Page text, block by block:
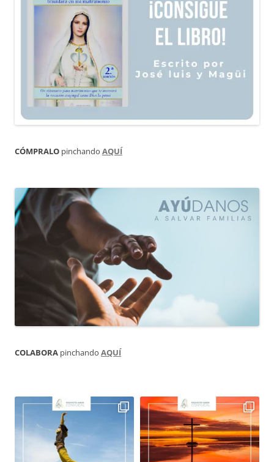
CÓMPRALO pinchando AQUÍ
COLABORA pinchando AQUÍ